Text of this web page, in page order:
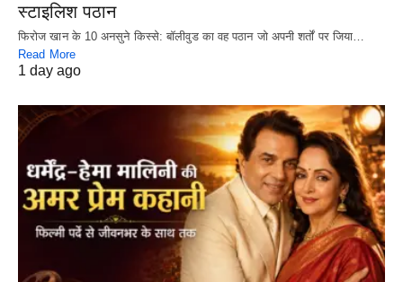
स्टाइलिश पठान
फिरोज खान के 10 अनसुने किस्से: बॉलीवुड का वह पठान जो अपनी शर्तों पर जिया…
Read More
1 day ago